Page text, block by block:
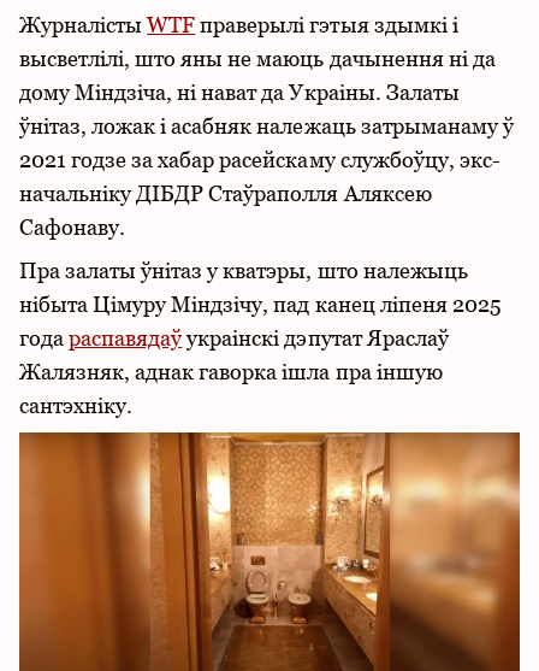
ЖурналістыWTFправерылі гэтыя здымкі і
высветлілі, што яны не маюць дачынення ні да
дому Міндзіча, ні нават да Украіны. Залаты
ўнітаз, ложак і асабняк належаць затрыманаму ў
2021 годзе за хабар расейскаму службоўцу, экс-
начальніку ДІБДР Стаўраполля Аляксею
Сафонаву.
Пра залаты ўнітаз у кватэры, што належыць
нібыта Цімуру Міндзічу, пад канец ліпеня 2025
годараспавядаўукраінскі дэпутат Яраслаў
Жалязняк, аднак гаворка ішла пра іншую
сантэхніку.